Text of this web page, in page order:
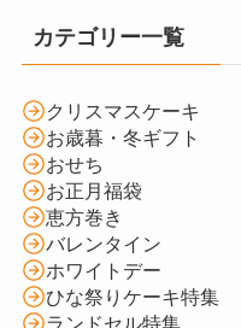
カテゴリー一覧
クリスマスケーキ
お歳暮・冬ギフト
おせち
お正月福袋
恵方巻き
バレンタイン
ホワイトデー
ひな祭りケーキ特集
ランドセル特集